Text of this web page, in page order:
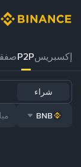
إكسبريسP2P
شراء
BNB